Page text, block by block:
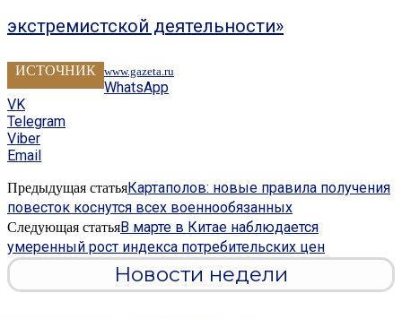
экстремистской деятельности»
ИСТОЧНИК www.gazeta.ru
WhatsApp
VK
Telegram
Viber
Email
Предыдущая статьяКартаполов: новые правила получения
повесток коснутся всех военнообязанных
Следующая статьяВ марте в Китае наблюдается
умеренный рост индекса потребительских цен
Новости недели